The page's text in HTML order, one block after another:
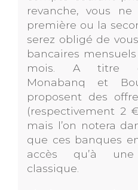
revanche, vous
première ou la
serez obligé de
bancaires
mois. A titre
Monabanq et
proposent des
(respectivement 2
mais l’on notera
que ces banques
accès qu’à
classique.